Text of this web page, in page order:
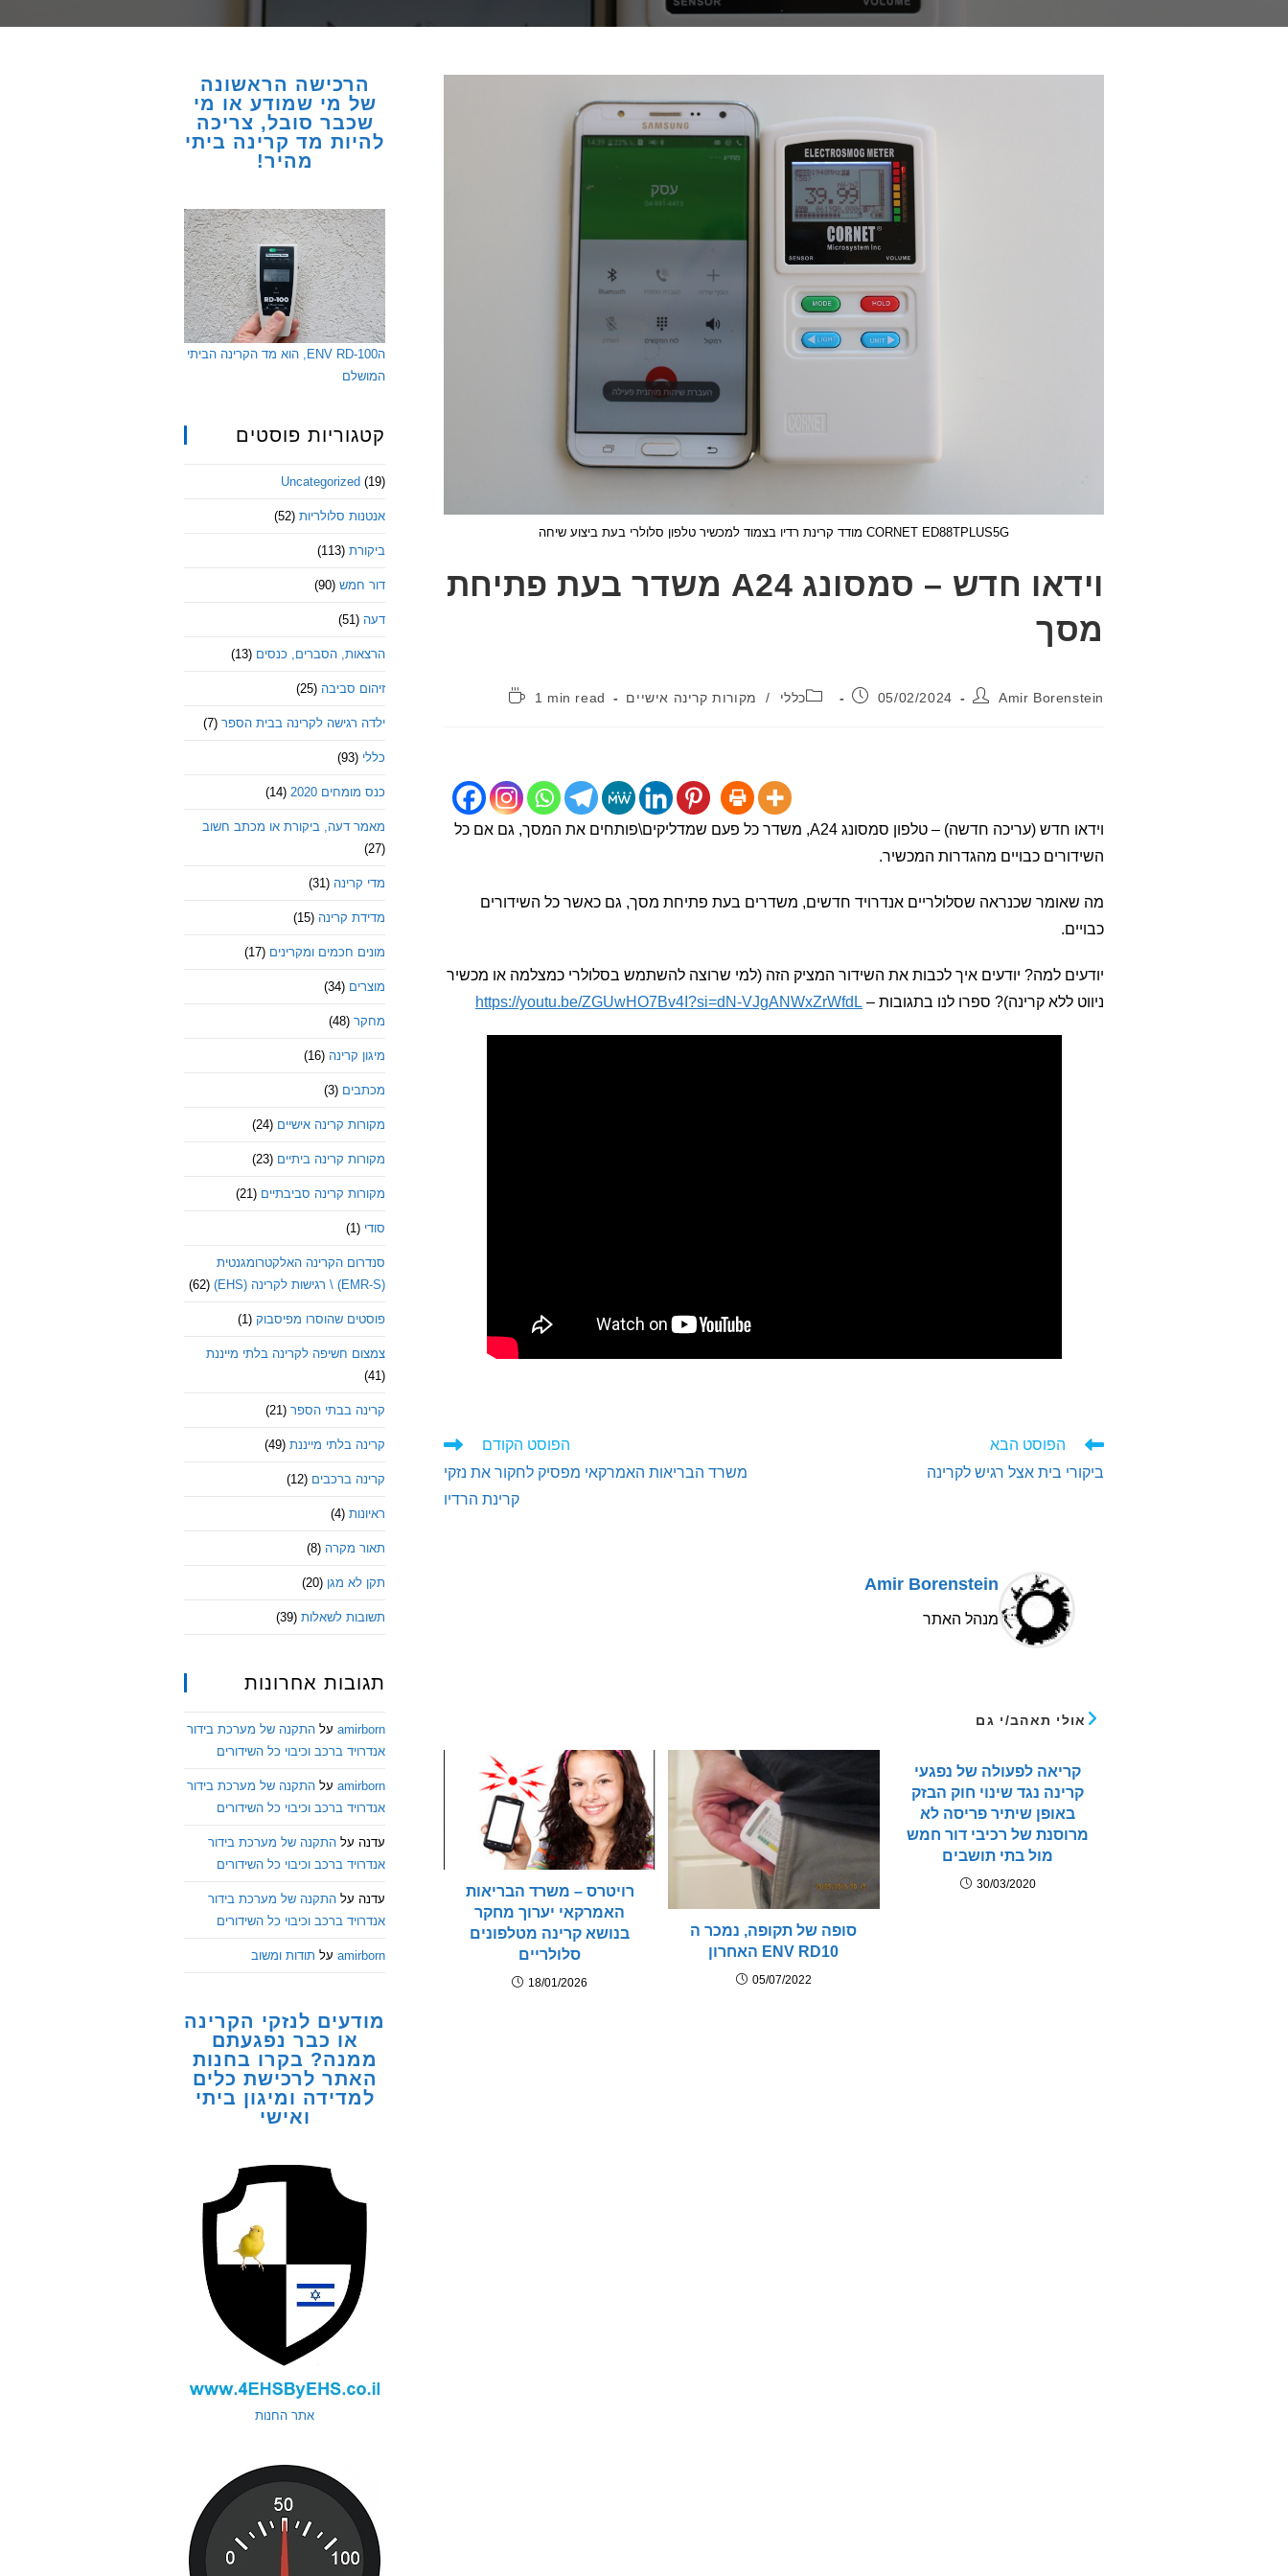
CORNET ED88TPLUS5G מודד קרינת רדיו בצמוד למכשיר טלפון סלולרי בעת ביצוע שיחה
וידאו חדש – סמסונג A24 משדר בעת פתיחת
מסך
מחבר:
Amir Borenstein פורסם:
05/02/2024 קטגוריה:
כללי / מקורות קרינה אישיים
זמן
1 min read
וידאו חדש (עריכה חדשה) – טלפון סמסונג A24, משדר כל פעם שמדליקים\פותחים את המסך, גם אם כל
השידורים כבויים מהגדרות המכשיר.
מה שאומר שכנראה שסלולריים אנדרויד חדשים, משדרים בעת פתיחת מסך, גם כאשר כל השידורים
כבויים.
יודעים למה? יודעים איך לכבות את השידור המציק הזה (למי שרוצה להשתמש בסלולרי כמצלמה או מכשיר
ניווט ללא קרינה)? ספרו לנו בתגובות – https://youtu.be/ZGUwHO7Bv4I?si=dN-VJgANWxZrWfdL
לקרוא
נוספים
הפוסט הקודם
משרד הבריאות האמרקאי מפסיק לחקור את נזקי
קרינת הרדיו
הפוסט הבא
ביקורי בית אצל רגיש לקרינה
Amir Borenstein
מנהל האתר
אולי תאהב/י גם
רויטרס – משרד הבריאות
האמרקאי יערוך מחקר
בנושא קרינה מטלפונים
סלולריים
18/01/2026
סופה של תקופה, נמכר ה
ENV RD10 האחרון
05/07/2022
קריאה לפעולה של נפגעי
קרינה נגד שינוי חוק הבזק
באופן שיתיר פריסה לא
מרוסנת של רכיבי דור חמש
מול בתי תושבים
30/03/2020
הרכישה הראשונה
של מי שמודע או מי
שכבר סובל, צריכה
להיות מד קרינה ביתי
מהיר!
הENV RD-100, הוא מד הקרינה הביתי
המושלם
קטגוריות פוסטים
Uncategorized (19)
אנטנות סלולריות (52)
ביקורת (113)
דור חמש (90)
דעה (51)
הרצאות, הסברים, כנסים (13)
זיהום סביבה (25)
ילדה רגישה לקרינה בבית הספר (7)
כללי (93)
כנס מומחים 2020 (14)
מאמר דעה, ביקורת או מכתב חשוב
(27)
מדי קרינה (31)
מדידת קרינה (15)
מונים חכמים ומקרינים (17)
מוצרים (34)
מחקר (48)
מיגון קרינה (16)
מכתבים (3)
מקורות קרינה אישיים (24)
מקורות קרינה ביתיים (23)
מקורות קרינה סביבתיים (21)
סודי (1)
סנדרום הקרינה האלקטרומגנטית
(EMR-S) \ רגישות לקרינה (EHS)
(62)
פוסטים שהוסרו מפיסבוק (1)
צמצום חשיפה לקרינה בלתי מייננת
(41)
קרינה בבתי הספר (21)
קרינה בלתי מייננת (49)
קרינה ברכבים (12)
ראיונות (4)
תאור מקרה (8)
תקן לא מגן (20)
תשובות לשאלות (39)
תגובות אחרונות
amirborn על התקנה של מערכת בידור
אנדרויד ברכב וכיבוי כל השידורים
amirborn על התקנה של מערכת בידור
אנדרויד ברכב וכיבוי כל השידורים
עדנה על התקנה של מערכת בידור
אנדרויד ברכב וכיבוי כל השידורים
עדנה על התקנה של מערכת בידור
אנדרויד ברכב וכיבוי כל השידורים
amirborn על תודות ומשוב
מודעים לנזקי הקרינה
או כבר נפגעתם
ממנה? בקרו בחנות
האתר לרכישת כלים
למדידה ומיגון ביתי
ואישי
אתר החנות